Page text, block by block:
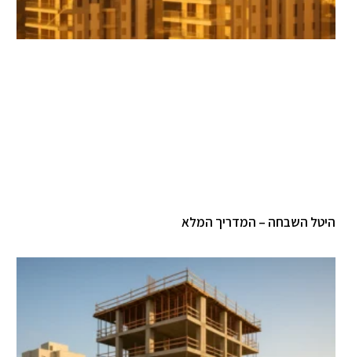
היטל השבחה – המדריך המלא